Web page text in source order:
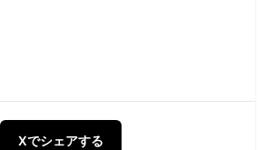
Xでシェアする